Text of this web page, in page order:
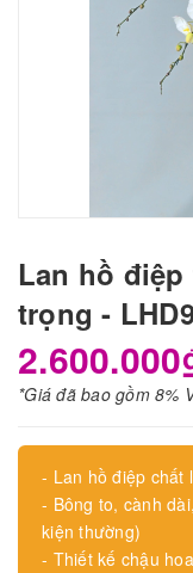
Lan hồ
trọng -
*Giá đã bao gồm 8%
- Lan hồ điệp chất
- Bông to, cành
kiện thường)
- Thiết kế chậu